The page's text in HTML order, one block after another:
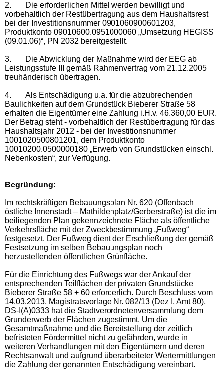
2.
Die erforderlichen Mittel werden bewilligt und
vorbehaltlich der Restübertragung aus dem Haushaltsrest
bei der Investitionsnummer 0901060900601203,
Produktkonto 09010600.0951000060 „Umsetzung HEGISS
(09.01.06)“, PN 2032 bereitgestellt.
3.
Die Abwicklung der Maßnahme wird der EEG ab
Leistungsstufe III gemäß Rahmenvertrag vom 21.12.2005
treuhänderisch übertragen.
4.
Als Entschädigung u.a. für die abzubrechenden
Baulichkeiten auf dem Grundstück Bieberer Straße 58
erhalten die Eigentümer eine Zahlung i.H.v. 46.360,00 EUR.
Der Betrag steht - vorbehaltlich der Restübertragung für das
Haushaltsjahr 2012 - bei der Investitionsnummer
1001020500801201, dem Produktkonto
10010200.0500000180 „Erwerb von Grundstücken einschl.
Nebenkosten“, zur Verfügung.
Begründung:
Im rechtskräftigen Bebauungsplan Nr. 620 (Offenbach
östliche Innenstadt – Mathildenplatz/Gerberstraße) ist die im
beiliegenden Plan gekennzeichnete Fläche als öffentliche
Verkehrsfläche mit der Zweckbestimmung „Fußweg“
festgesetzt. Der Fußweg dient der Erschließung der gemäß
Festsetzung im selben Bebauungsplan noch
herzustellenden öffentlichen Grünfläche.
Für die Einrichtung des Fußwegs war der Ankauf der
entsprechenden Teilflächen der privaten Grundstücke
Bieberer Straße 58 + 60 erforderlich. Durch Beschluss vom
14.03.2013, Magistratsvorlage Nr. 082/13 (Dez I, Amt 80),
DS-I(A)0333 hat die Stadtverordnetenversammlung dem
Grunderwerb der Flächen zugestimmt. Um die
Gesamtmaßnahme und die Bereitstellung der zeitlich
befristeten Fördermittel nicht zu gefährden, wurde in
weiteren Verhandlungen mit den Eigentümern und deren
Rechtsanwalt und aufgrund überarbeiteter Wertermittlungen
die Zahlung der genannten Entschädigung vereinbart.